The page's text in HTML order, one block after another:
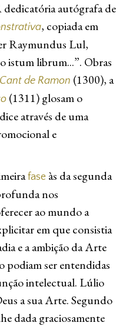
autógrafa de
, copiada em
Raymundus Lul,
istum librum...”. Obras
Cant de Ramon (1300), a
(1311) glosam o
através de uma
e
fase às da segunda
nos
ao mundo a
em que consistia
e a ambição da Arte
podiam ser entendidas
intelectual. Lúlio
a sua Arte. Segundo
dada graciosamente